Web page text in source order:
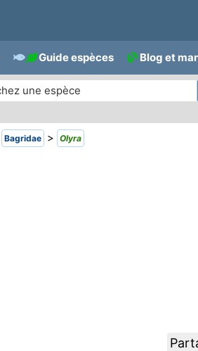
Guide espèces Blog et
Bagridae > Olyra